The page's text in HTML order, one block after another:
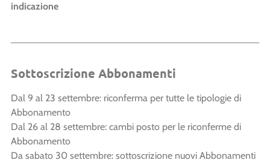
indicazione
Sottoscrizione Abbonamenti
Dal 9 al 23 settembre: riconferma per tutte le tipologie di
Abbonamento
Dal 26 al 28 settembre: cambi posto per le riconferme di
Abbonamento
Da sabato 30 settembre: sottoscrizione nuovi Abbonamenti